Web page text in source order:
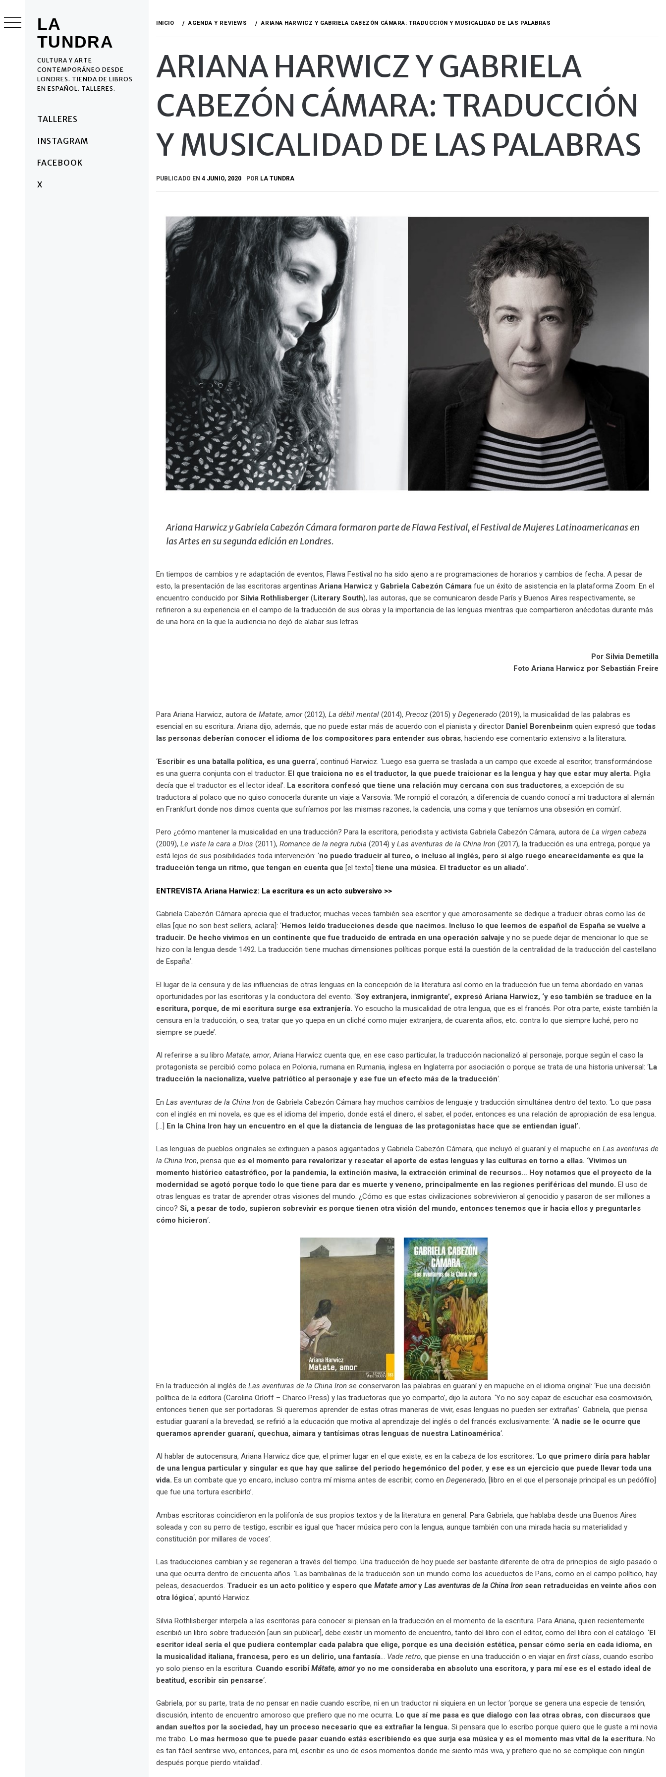
LA
TUNDRA
CULTURA Y ARTE
CONTEMPORÁNEO DESDE
LONDRES. TIENDA DE LIBROS
EN ESPAÑOL. TALLERES.
principal
TALLERES
INSTAGRAM
FACEBOOK
X
al
contenido
INICIO AGENDA Y REVIEWS ARIANA HARWICZ Y GABRIELA CABEZÓN CÁMARA: TRADUCCIÓN Y MUSICALIDAD DE LAS PALABRAS
ARIANA HARWICZ Y GABRIELA
CABEZÓN CÁMARA: TRADUCCIÓN
Y MUSICALIDAD DE LAS PALABRAS
PUBLICADO EN 4 JUNIO, 2020 POR LA TUNDRA
Ariana Harwicz y Gabriela Cabezón Cámara formaron parte de Flawa Festival, el Festival de Mujeres Latinoamericanas en
las Artes en su segunda edición en Londres.
En tiempos de cambios y re adaptación de eventos, Flawa Festival no ha sido ajeno a re programaciones de horarios y cambios de fecha. A pesar de
esto, la presentación de las escritoras argentinas Ariana Harwicz y Gabriela Cabezón Cámara fue un éxito de asistencia en la plataforma Zoom. En el
encuentro conducido por Silvia Rothlisberger (Literary South), las autoras, que se comunicaron desde París y Buenos Aires respectivamente, se
refirieron a su experiencia en el campo de la traducción de sus obras y la importancia de las lenguas mientras que compartieron anécdotas durante más
de una hora en la que la audiencia no dejó de alabar sus letras.
Por Silvia Demetilla
Foto Ariana Harwicz por Sebastián Freire
Para Ariana Harwicz, autora de Matate, amor(2012), La débil mental (2014), Precoz (2015) y Degenerado (2019), la musicalidad de las palabras es
esencial en su escritura. Ariana dijo, además, que no puede estar más de acuerdo con el pianista y director Daniel Borenbeinm quien expresó quetodas
las personas deberían conocer el idioma de los compositores para entender sus obras, haciendo ese comentario extensivo a la literatura.
‘Escribir es una batalla política, es una guerra‘, continuó Harwicz. ‘Luego esa guerra se traslada a un campo que excede al escritor, transformándose
es una guerra conjunta con el traductor. El que traiciona no es el traductor, la que puede traicionar es la lengua y hay que estar muy alerta. Piglia
decía que el traductor es el lector ideal’. La escritora confesó que tiene una relación muy cercana con sus traductores, a excepción de su
traductora al polaco que no quiso conocerla durante un viaje a Varsovia: ‘Me rompió el corazón, a diferencia de cuando conocí a mi traductora al alemán
en Frankfurt donde nos dimos cuenta que sufríamos por las mismas razones, la cadencia, una coma y que teníamos una obsesión en común’.
Pero ¿cómo mantener la musicalidad en una traducción? Para la escritora, periodista y activista Gabriela Cabezón Cámara, autora de La virgen cabeza
(2009), Le viste la cara a Dios (2011), Romance de la negra rubia (2014) y Las aventuras de la China Iron (2017), la traducción es una entrega, porque ya
está lejos de sus posibilidades toda intervención: ‘no puedo traducir al turco, o incluso al inglés, pero si algo ruego encarecidamente es que la
traducción tenga un ritmo, que tengan en cuenta que [el texto]tiene una música. El traductor es un aliado’.
ENTREVISTA Ariana Harwicz: La escritura es un acto subversivo >>
Gabriela Cabezón Cámara aprecia que el traductor, muchas veces también sea escritor y que amorosamente se dedique a traducir obras como las de
ellas [que no son best sellers, aclara]: ‘Hemos leído traducciones desde que nacimos. Incluso lo que leemos de español de España se vuelve a
traducir. De hecho vivimos en un continente que fue traducido de entrada en una operación salvaje y no se puede dejar de mencionar lo que se
hizo con la lengua desde 1492. La traducción tiene muchas dimensiones políticas porque está la cuestión de la centralidad de la traducción del castellano
de España’.
El lugar de la censura y de las influencias de otras lenguas en la concepción de la literatura así como en la traducción fue un tema abordado en varias
oportunidades por las escritoras y la conductora del evento. ‘Soy extranjera, inmigrante’, expresó Ariana Harwicz, ‘y eso también se traduce en la
escritura, porque, de mi escritura surge esa extranjería. Yo escucho la musicalidad de otra lengua, que es el francés. Por otra parte, existe también la
censura en la traducción, o sea, tratar que yo quepa en un cliché como mujer extranjera, de cuarenta años, etc. contra lo que siempre luché, pero no
siempre se puede’.
Al referirse a su libro Matate, amor, Ariana Harwicz cuenta que, en ese caso particular, la traducción nacionalizó al personaje, porque según el caso la
protagonista se percibió como polaca en Polonia, rumana en Rumania, inglesa en Inglaterra por asociación o porque se trata de una historia universal: ‘La
traducción la nacionaliza, vuelve patriótico al personaje y ese fue un efecto más de la traducción‘.
En Las aventuras de la China Iron de Gabriela Cabezón Cámara hay muchos cambios de lenguaje y traducción simultánea dentro del texto. ‘Lo que pasa
con el inglés en mi novela, es que es el idioma del imperio, donde está el dinero, el saber, el poder, entonces es una relación de apropiación de esa lengua.
[…] En la China Iron hay un encuentro en el que la distancia de lenguas de las protagonistas hace que se entiendan igual’.
Las lenguas de pueblos originales se extinguen a pasos agigantados y Gabriela Cabezón Cámara, que incluyó el guaraní y el mapuche en Las aventuras de
la China Iron, piensa que es el momento para revalorizar y rescatar el aporte de estas lenguas y las culturas en torno a ellas. ‘Vivimos un
momento histórico catastrófico, por la pandemia, la extinción masiva, la extracción criminal de recursos… Hoy notamos que el proyecto de la
modernidad se agotó porque todo lo que tiene para dar es muerte y veneno, principalmente en las regiones periféricas del mundo. El uso de
otras lenguas es tratar de aprender otras visiones del mundo. ¿Cómo es que estas civilizaciones sobrevivieron al genocidio y pasaron de ser millones a
cinco? Si, a pesar de todo, supieron sobrevivir es porque tienen otra visión del mundo, entonces tenemos que ir hacia ellos y preguntarles
cómo hicieron‘.
En la traducción al inglés de Las aventuras de la China Iron se conservaron las palabras en guaraní y en mapuche en el idioma original: ‘Fue una decisión
política de la editora (Carolina Orloff – Charco Press) y las traductoras que yo comparto’, dijo la autora. ‘Yo no soy capaz de escuchar esa cosmovisión,
entonces tienen que ser portadoras. Si queremos aprender de estas otras maneras de vivir, esas lenguas no pueden ser extrañas’. Gabriela, que piensa
estudiar guaraní a la brevedad, se refirió a la educación que motiva al aprendizaje del inglés o del francés exclusivamente: ‘A nadie se le ocurre que
queramos aprender guaraní, quechua, aimara y tantísimas otras lenguas de nuestra Latinoamérica‘.
Al hablar de autocensura, Ariana Harwicz dice que, el primer lugar en el que existe, es en la cabeza de los escritores: ‘Lo que primero diría para hablar
de una lengua particular y singular es que hay que salirse del periodo hegemónico del poder, y ese es un ejercicio que puede llevar toda una
vida. Es un combate que yo encaro, incluso contra mí misma antes de escribir, como en Degenerado, [libro en el que el personaje principal es un pedófilo]
que fue una tortura escribirlo’.
Ambas escritoras coincidieron en la polifonía de sus propios textos y de la literatura en general. Para Gabriela, que hablaba desde una Buenos Aires
soleada y con su perro de testigo, escribir es igual que ‘hacer música pero con la lengua, aunque también con una mirada hacia su materialidad y
constitución por millares de voces’.
Las traducciones cambian y se regeneran a través del tiempo. Una traducción de hoy puede ser bastante diferente de otra de principios de siglo pasado o
una que ocurra dentro de cincuenta años. ‘Las bambalinas de la traducción son un mundo como los acueductos de Paris, como en el campo político, hay
peleas, desacuerdos. Traducir es un acto politico y espero que Matate amory Las aventuras de la China Iron sean retraducidas en veinte años con
otra lógica‘, apuntó Harwicz.
Silvia Rothlisberger interpela a las escritoras para conocer si piensan en la traducción en el momento de la escritura. Para Ariana, quien recientemente
escribió un libro sobre traducción [aun sin publicar], debe existir un momento de encuentro, tanto del libro con el editor, como del libro con el catálogo. ‘El
escritor ideal sería el que pudiera contemplar cada palabra que elige, porque es una decisión estética, pensar cómo sería en cada idioma, en
la musicalidad italiana, francesa, pero es un delirio, una fantasía… Vade retro, que piense en una traducción o en viajar en first class, cuando escribo
yo solo pienso en la escritura. Cuando escribíMátate, amoryo no me consideraba en absoluto una escritora, y para mí ese es el estado ideal de
beatitud, escribir sin pensarse‘.
Gabriela, por su parte, trata de no pensar en nadie cuando escribe, ni en un traductor ni siquiera en un lector ‘porque se genera una especie de tensión,
discusión, intento de encuentro amoroso que prefiero que no me ocurra. Lo que sí me pasa es que dialogo con las otras obras, con discursos que
andan sueltos por la sociedad, hay un proceso necesario que es extrañar la lengua. Si pensara que lo escribo porque quiero que le guste a mi novia
me trabo. Lo mas hermoso que te puede pasar cuando estás escribiendo es que surja esa música y es el momento mas vital de la escritura. No
es tan fácil sentirse vivo, entonces, para mí, escribir es uno de esos momentos donde me siento más viva, y prefiero que no se complique con ningún
después porque pierdo vitalidad’.